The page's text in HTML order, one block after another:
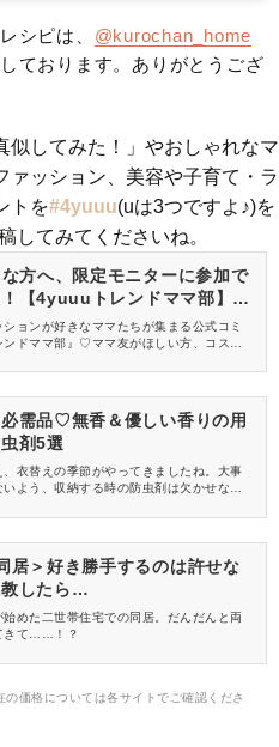
シピは、 @kurochan_home
ております。ありがとうござ
似してみた！」やおしゃれなマ
ァッション、美容や子育て・ラ
トを#4yuuu(uは3つですよ♪)を
してみてくださいね。
方へ、限定モニターに参加で
【4yuuuトレンドママ部】部
ョンが好きなママたちが集まる公式コミ
ドママ部』♡ママ友がほしい方、コスメサ
しています！
需品♡無香＆優しい香りの用
剤5選
衣替えの季節がやってきましたね。大事
よう、収納する時の防虫剤は欠かせない
特有のニオイが苦手という方も多いので
、ハーブやアロマの優しい香りのものま
をご紹介します♪
居＞好き勝手するのは許せな
教したら…
めた二世帯住宅での同居。だんだんと両
きて……！？
価格については各サイトでご確認くださ